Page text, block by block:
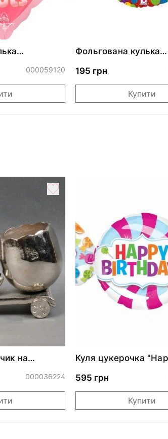
000059120
Фольгована кулька
ДР"
195 грн
Купити
на
000036224
Куля цукерочка
595 грн
Купити